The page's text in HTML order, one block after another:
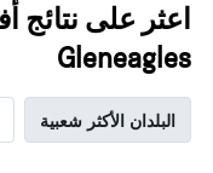
Gleneagles
البلدان الأكثر شعبية